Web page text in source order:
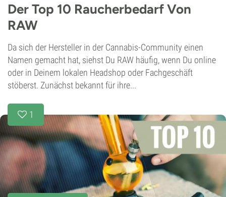
Der Top 10 Raucherbedarf Von
RAW
Da sich der Hersteller in der Cannabis-Community einen
Namen gemacht hat, siehst Du RAW häufig, wenn Du online
oder in Deinem lokalen Headshop oder Fachgeschäft
stöberst. Zunächst bekannt für ihre...
1